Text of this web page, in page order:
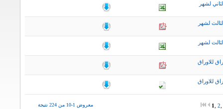
لشهر
لشهر
لشهر
للاوراق
للاوراق
معروض 1-10 من 224 نتيجة 1 2